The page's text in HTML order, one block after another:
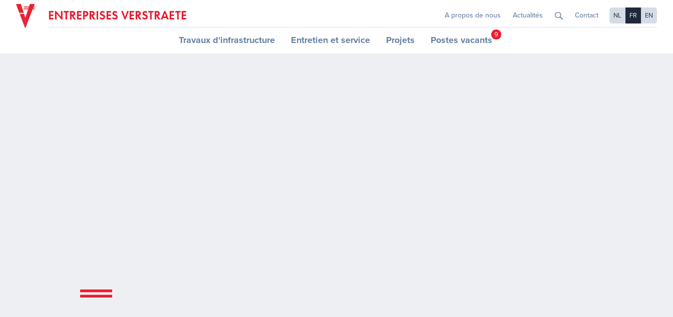
ENTREPRISES VERSTRAETE A propos de nous Actualités Contact NL FR EN
Travaux d'infrastructure Entretien et service Projets Postes vacants9